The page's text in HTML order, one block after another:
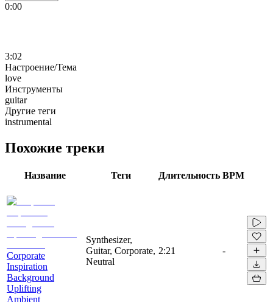
0:00
3:02
Настроение/Тема
love
Инструменты
guitar
Другие теги
instrumental
Похожие треки
Название Теги Длительность BPM
Corporate
Inspiration
Background
Uplifting
Ambient
Synthesizer,
Guitar, Corporate,
Neutral
2:21 -